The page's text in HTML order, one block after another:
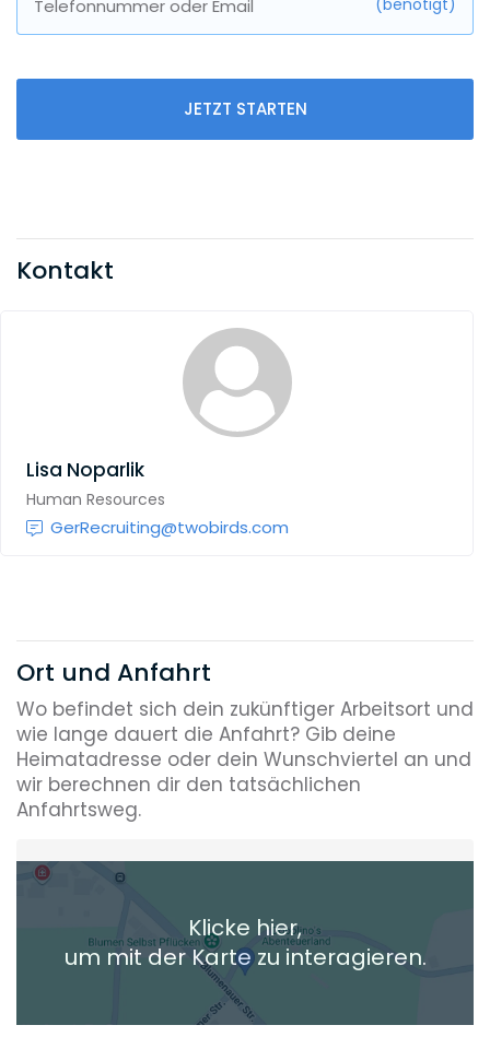
Telefonnummer oder Email
JETZT STARTEN
Kontakt
Lisa Noparlik
Human Resources
GerRecruiting@twobirds.com
Ort und Anfahrt
Wo befindet sich dein zukünftiger Arbeitsort und
wie lange dauert die Anfahrt? Gib deine
Heimatadresse oder dein Wunschviertel an und
wir berechnen dir den tatsächlichen
Anfahrtsweg.
Heimatadresse oder Wunschort
+ Aktuellen Standort hinzufügen
Die berechneten Anreisezeiten basieren auf den
Verkehrsdaten eines typischen Dienstag morgens um 8:30.
Klicke hier,
um mit der Karte zu interagieren.